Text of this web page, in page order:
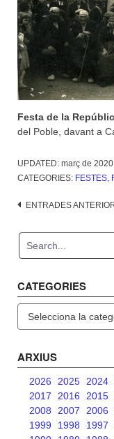
Festa de la
del Poble, davant a
UPDATED: març de 2020
CATEGORIES: FESTES,
Navegació
ENTRADES
CATEGORIES
ARXIUS
2026 2025 2024
2017
2016 2015
2008
2007 2006
1999
1998 1997